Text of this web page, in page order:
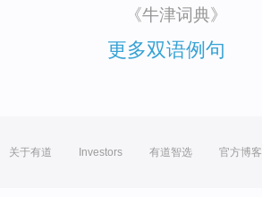
《牛津词典》
更多双语例句
关于有道 Investors 有道智选 官方博客